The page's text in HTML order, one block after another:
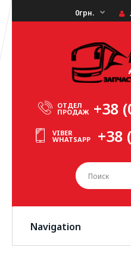
0грн.
ОТДЕЛ
ПРОДАЖ +38
VIBER
WHATSAPP +38
Navigation